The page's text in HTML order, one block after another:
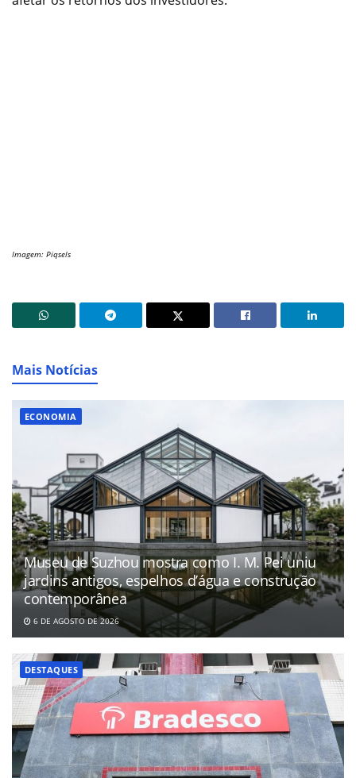
Imagem: Piqsels
Mais Notícias
ECONOMIA
Museu de Suzhou mostra como I. M. Pei uniu
jardins antigos, espelhos d’água e construção
contemporânea
6 DE AGOSTO DE 2026
DESTAQUES